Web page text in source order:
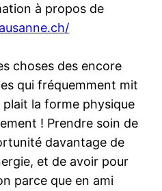
à propos de
choses des encore
qui fréquemment mit
la forme physique
! Prendre soin de
davantage de
et de avoir pour
parce que en ami